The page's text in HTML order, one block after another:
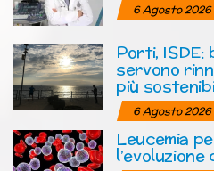
6 Agosto 2026
Porti, ISDE:
servono
più
6 Agosto 2026
Leucemia